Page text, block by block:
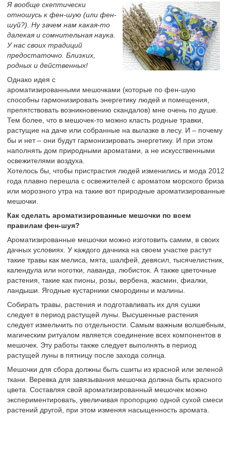
Я вообще скептически
отношусь к фен-шую (или фен-
шуй?). Ну зачем нам какая-то
далекая и сомнительная наука.
У нас своих традиций
предостаточно. Близких,
родных и действенных!
Однако идея с
ароматизированными мешочками (которые по фен-шую
способны гармонизировать энергетику людей и помещения,
препятствовать возникновению скандалов) мне очень по душе.
Тем более, что в мешочек-то можно класть родные травки,
растущие на даче или собранные на вылазке в лесу. И – почему
бы и нет – они будут гармонизировать энергетику. И при этом
наполнять дом природными ароматами, а не искусственными
освежителями воздуха.
Хотелось бы, чтобы пристрастия людей изменились и мода 2012
года плавно перешла с освежителей с ароматом морского бриза
или морозного утра на такие вот природные ароматизированные
мешочки.
Как сделать ароматизированные мешочки по всем
правилам фен-шуя?
Ароматизированные мешочки можно изготовить самим, в своих
дачных условиях. У каждого дачника на своем участке растут
такие травы как мелиса, мята, шалфей, девясил, тысячелистник,
календула или ноготки, лаванда, любисток. А также цветочные
растения, такие как пионы, розы, вербена, жасмин, фиалки,
ландыши. Ягодные кустарники смородины и малины.
Собирать травы, растения и подготавливать их для сушки
следует в период растущей луны. Высушенные растения
следует измельчить по отдельности. Самым важным волшебным,
магическим ритуалом является соединение всех компонентов в
мешочек. Эту работы также следует выполнять в период
растущей луны в пятницу после захода солнца.
Мешочки для сбора должны быть сшиты из красной или зеленой
ткани. Веревка для завязывания мешочка должна быть красного
цвета. Составляя свой ароматизированный мешочек можно
экспериментировать, увеличивая пропорцию одной сухой смеси
растений другой, при этом изменяя насыщенность аромата.